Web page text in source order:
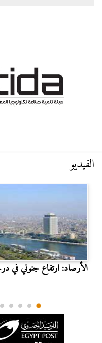
الفيديو
الأرصاد: ارتفاع جنوني في درجات